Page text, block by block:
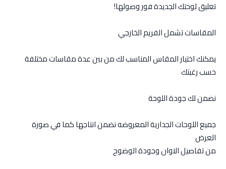
تعليق لوحتك الجديدة فور وصولها!
المقاسات تشمل الفريم الخارجي
يمكنك اختيار المقاس المناسب لك من بين عدة مقاسات مختلفة
حسب رغبتك
نضمن لك جودة اللوحة
جميع اللوحات الجدارية المعروضه نضمن انتاجها كما في صورة
العرض
من تفاصيل الاوان وجودة الوضوح